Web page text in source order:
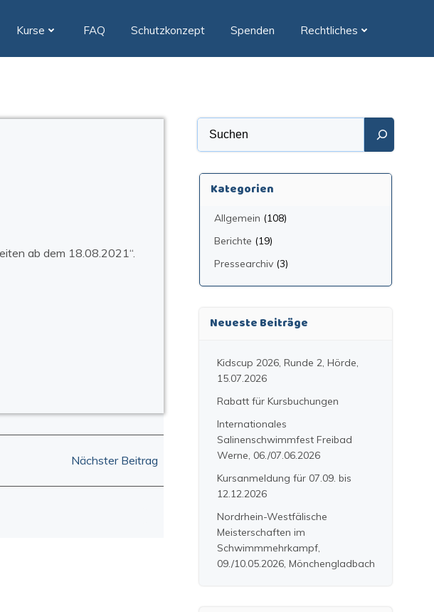
Kurse FAQ Schutzkonzept Spenden Rechtliches
ab dem 18.08.2021“.
Nächster Beitrag
Kategorien
Allgemein (108)
Berichte (19)
Pressearchiv(3)
Neueste Beiträge
Kidscup 2026, Runde 2, Hörde,
15.07.2026
Rabatt für Kursbuchungen
Internationales
Salinenschwimmfest Freibad
Werne, 06./07.06.2026
Kursanmeldung für 07.09. bis
12.12.2026
Nordrhein-Westfälische
Meisterschaften im
Schwimmmehrkampf,
09./10.05.2026, Mönchengladbach